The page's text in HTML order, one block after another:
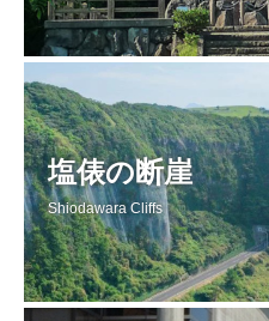
塩俵の断崖
Shiodawara Cliffs